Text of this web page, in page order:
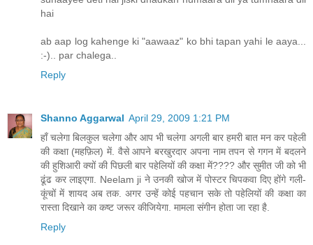
hai
ab aap log kahenge ki "aawaaz" ko bhi tapan yahi le aaya...
:-).. par chalega..
Reply
Shanno Aggarwal April 29, 2009 1:21 PM
हाँ चलेगा बिलकुल चलेगा और आप भी चलेगा अगली बार हमरी बात मन कर पहेली
की कक्षा (महफ़िल) में. वैसे आपने बरखुरदार अपना नाम तपन से गगन में बदलने
की हुशिआरी क्यों की पिछली बार पहेलियों की कक्षा में???? और सुमीत जी को भी
ढूंढ कर लाइएगा. Neelam ji ने उनकी खोज में पोस्टर चिपकवा दिए होंगे गली-
कूंचों में शायद अब तक. अगर उन्हें कोई पहचान सके तो पहेलियों की कक्षा का
रास्ता दिखाने का कष्ट जरूर कीजियेगा. मामला संगीन होता जा रहा है.
Reply